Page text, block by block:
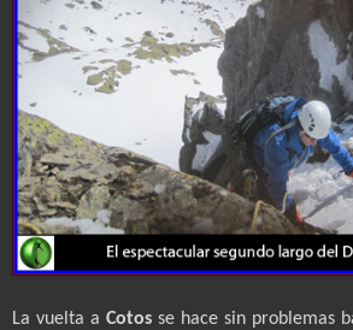
La vuelta a Cotos se hace sin problemas